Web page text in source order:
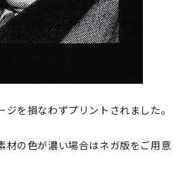
を損なわずプリントされました。
材の色が濃い場合はネガ版をご用意